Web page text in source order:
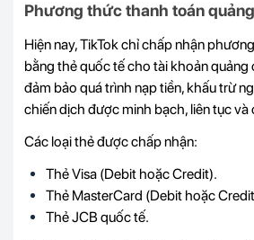
Phương thức thanh toán
Hiện nay, TikTok chỉ chấp nhận
bằng thẻ quốc tế cho tài khoản quảng
đảm bảo quá trình nạp tiền, khấu trừ
chiến dịch được minh bạch, liên tục và
Các loại thẻ được chấp nhận:
Thẻ Visa (Debit hoặc Credit).
Thẻ MasterCard (Debit hoặc
Thẻ JCB quốc tế.